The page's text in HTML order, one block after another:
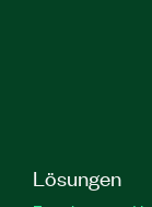
Intel-
Leistung ist
Lösungen